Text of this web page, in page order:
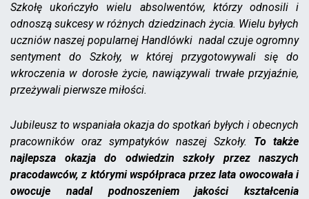
Szkołę ukończyło wielu absolwentów, którzy odnosili i
odnoszą sukcesy w różnych dziedzinach życia. Wielu byłych
uczniów naszej popularnej Handlówki nadal czuje ogromny
sentyment do Szkoły, w której przygotowywali się do
wkroczenia w dorosłe życie, nawiązywali trwałe przyjaźnie,
przeżywali pierwsze miłości.
Jubileusz to wspaniała okazja do spotkań byłych i obecnych
pracowników oraz sympatyków naszej Szkoły. To także
najlepsza okazja do odwiedzin szkoły przez naszych
pracodawców, z którymi współpraca przez lata owocowała i
owocuje nadal podnoszeniem jakości kształcenia